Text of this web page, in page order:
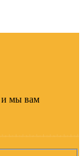
и мы вам